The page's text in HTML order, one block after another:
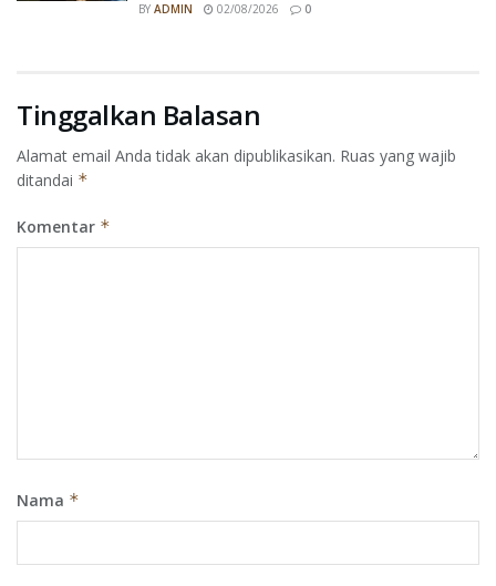
BY ADMIN 02/08/2026 0
Tinggalkan Balasan
Alamat email Anda tidak akan dipublikasikan. Ruas yang wajib
ditandai *
Komentar *
Nama *